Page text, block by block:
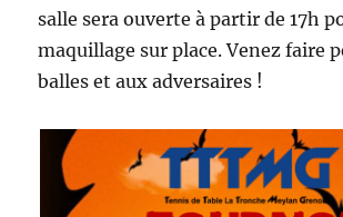
salle sera ouverte à partir de 17h
maquillage sur place. Venez faire
balles et aux adversaires !